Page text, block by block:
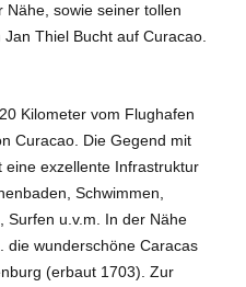
Nähe, sowie seiner tollen
Thiel Bucht auf Curacao.
Kilometer vom Flughafen
Curacao. Die Gegend mit
exzellente Infrastruktur
Schwimmen,
Surfen u.v.m. In der Nähe
die wunderschöne Caracas
(erbaut 1703). Zur